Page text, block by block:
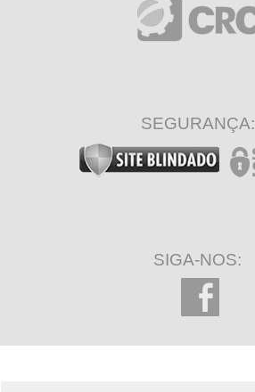
SEGURANÇA:
SIGA-NOS: